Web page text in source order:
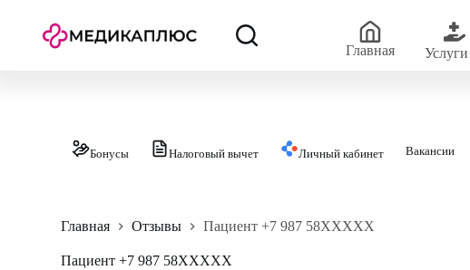
Главная Услуги
Бонусы Налоговый вычет Личный кабинет Вакансии
Главная Отзывы Пациент +7 987 58XXXXX
Пациент +7 987 58XXXXX